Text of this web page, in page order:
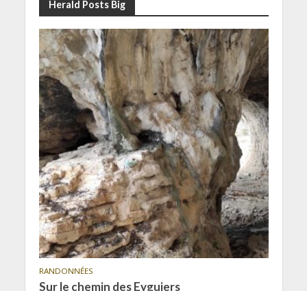
Herald Posts Big
RANDONNÉES
Sur le chemin des Eyguiers